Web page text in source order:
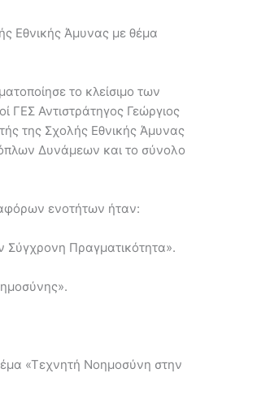
Εθνικής Άμυνας με θέμα
το κλείσιμο των
ΓΕΣ Αντιστράτηγος Γεώργιος
της Σχολής Εθνικής Άμυνας
Δυνάμεων και το σύνολο
ενοτήτων ήταν:
Σύγχρονη Πραγματικότητα».
«Τεχνητή Νοημοσύνη στην